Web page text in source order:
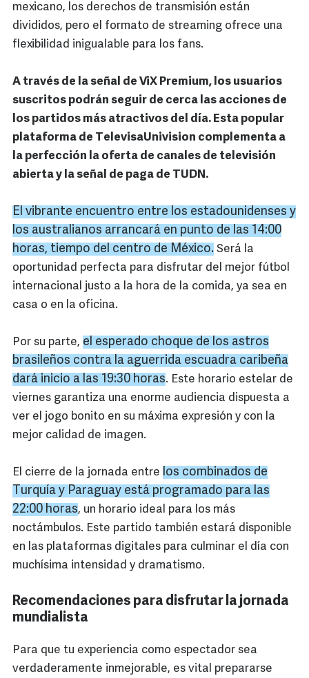
mexicano, los derechos de transmisión están
divididos, pero el formato de streaming ofrece una
flexibilidad inigualable para los fans.
A través de la señal de ViX Premium, los usuarios
suscritos podrán seguir de cerca las acciones de
los partidos más atractivos del día. Esta popular
plataforma de TelevisaUnivision complementa a
la perfección la oferta de canales de televisión
abierta y la señal de paga de TUDN.
El vibrante encuentro entre los estadounidenses y
los australianos arrancará en punto de las 14:00
horas, tiempo del centro de México. Será la
oportunidad perfecta para disfrutar del mejor fútbol
internacional justo a la hora de la comida, ya sea en
casa o en la oficina.
Por su parte, el esperado choque de los astros
brasileños contra la aguerrida escuadra caribeña
dará inicio a las 19:30 horas. Este horario estelar de
viernes garantiza una enorme audiencia dispuesta a
ver el jogo bonito en su máxima expresión y con la
mejor calidad de imagen.
El cierre de la jornada entre los combinados de
Turquía y Paraguay está programado para las
22:00 horas, un horario ideal para los más
noctámbulos. Este partido también estará disponible
en las plataformas digitales para culminar el día con
muchísima intensidad y dramatismo.
Recomendaciones para disfrutar la jornada
mundialista
Para que tu experiencia como espectador sea
verdaderamente inmejorable, es vital prepararse